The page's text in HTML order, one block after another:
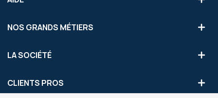
NOS GRANDS MÉTIERS
LA SOCIÉTÉ
CLIENTS PROS